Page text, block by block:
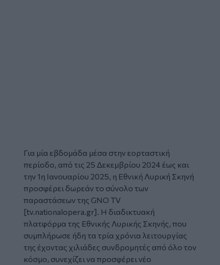
Για μία εβδομάδα μέσα στην εορταστική
περίοδο, από τις 25 Δεκεμβρίου 2024 έως και
την 1η Ιανουαρίου 2025, η Εθνική Λυρική Σκηνή
προσφέρει δωρεάν το σύνολο των
παραστάσεων της GNO TV
[tv.nationalopera.gr]. Η διαδικτυακή
πλατφόρμα της Εθνικής Λυρικής Σκηνής, που
συμπλήρωσε ήδη τα τρία χρόνια λειτουργίας
της έχοντας χιλιάδες συνδρομητές από όλο τον
κόσμο, συνεχίζει να προσφέρει νέο